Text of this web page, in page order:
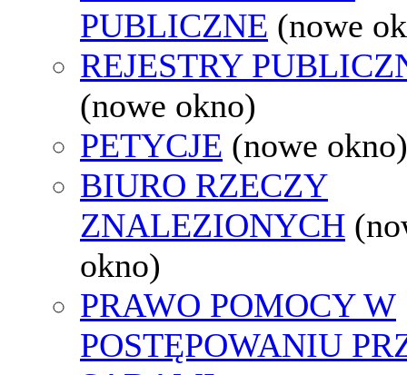
PUBLICZNE (nowe
REJESTRY
(nowe okno)
PETYCJE (nowe okno)
BIURO RZECZY
ZNALEZIONYCH
okno)
PRAWO POMOCY W
POSTĘPOWANIU